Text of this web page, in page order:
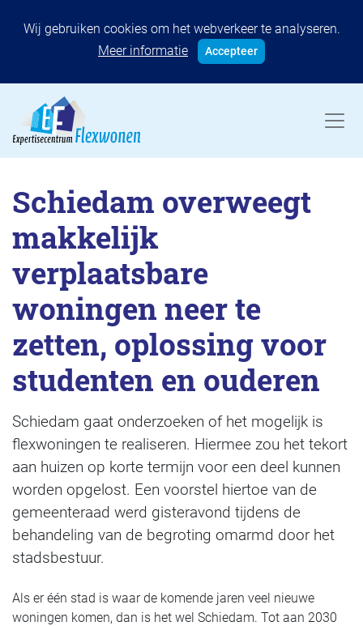
Wij gebruiken cookies om het webverkeer te analyseren.
Meer informatie
Accepteer
Schiedam overweegt
makkelijk
verplaatsbare
woningen neer te
zetten, oplossing voor
studenten en ouderen
Schiedam gaat onderzoeken of het mogelijk is
flexwoningen te realiseren. Hiermee zou het tekort
aan huizen op korte termijn voor een deel kunnen
worden opgelost. Een voorstel hiertoe van de
gemeenteraad werd gisteravond tijdens de
behandeling van de begroting omarmd door het
stadsbestuur.
Als er één stad is waar de komende jaren veel nieuwe
woningen komen, dan is het wel Schiedam. Tot aan 2030